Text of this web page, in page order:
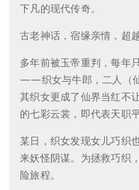
下凡的现代传奇。
古老神话，宿缘亲情，超
多年前被玉帝重判，每年
——织女与牛郎，二人（
其织女更成了仙界当红不
的七彩云裳，即代表天职
某日，织女发现女儿巧织
来妖怪阴谋。为拯救巧织
险旅程。